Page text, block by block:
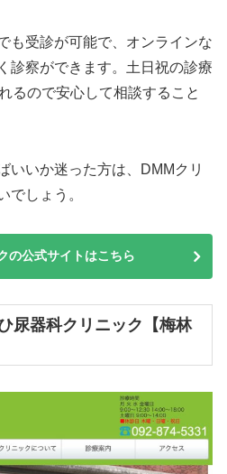
も受診が可能で、オンラインな
診察ができます。土日祝の診療
るので安心して相談すること
いいか迷った方は、DMMクリ
でしょう。
の公式サイトはこちら
尿器科クリニック【梅林